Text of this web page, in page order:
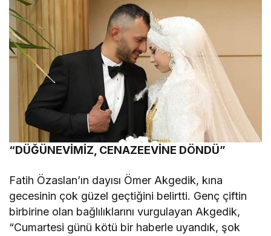
“DÜĞÜNEVİMİZ, CENAZEEVİNE DÖNDÜ”
Fatih Özaslan’ın dayısı Ömer Akgedik, kına
gecesinin çok güzel geçtiğini belirtti. Genç çiftin
birbirine olan bağlılıklarını vurgulayan Akgedik,
“Cumartesi günü kötü bir haberle uyandık, şok